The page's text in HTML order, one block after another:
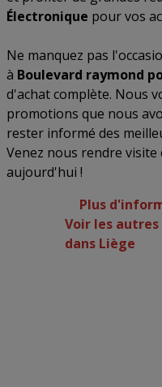
Électronique pour vos
Ne manquez pas
à Boulevard raymond
d'achat complète. Nous
promotions que nous
rester informé des
Venez nous rendre visite
aujourd'hui !
Plus
Voir les
dans Liège